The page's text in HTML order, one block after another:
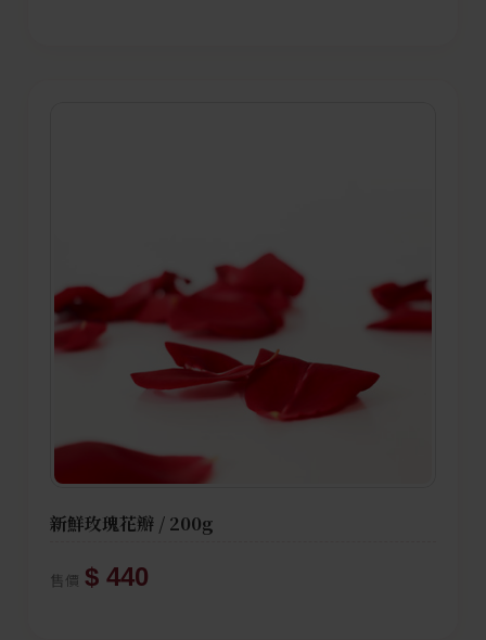
新鮮玫瑰花瓣 / 200g
售價 $ 440